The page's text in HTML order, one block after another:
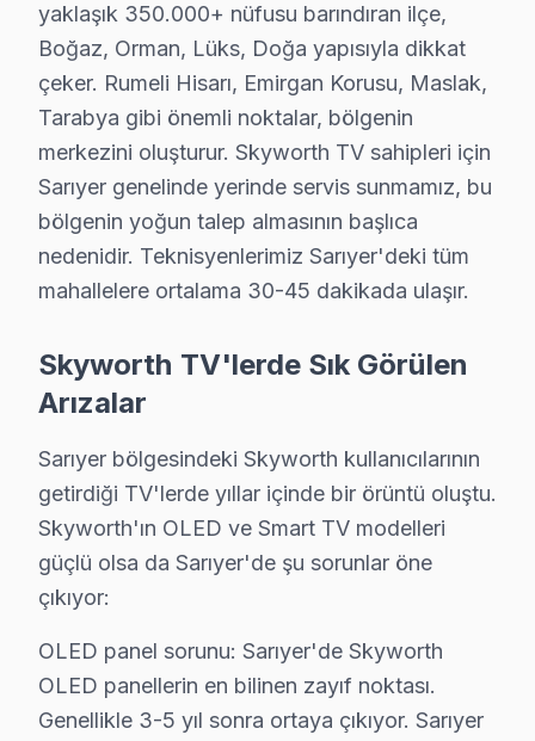
Memnuniyet verisi yıllar içinde bir iyileşme hikayesi
Sarıyer'deki Skyworth servis hacmi takvim boyunca
İkinci pik — Mart sonu: Bahar temizliği sırasında
Üçüncü pik — Haziran: Ramazan Bayramı ve yaz
Beşinci pik — Kasım: Alışveriş sezonu kampanyaları
Sarıyer'de bu marka servisiyle kurulan güven ilişkisini
Ticari güven: Fiyat şeffaflığı, faturada parça detayı,
İlişkisel güven: 11 yıl boyunca Sarıyer'de kurulan
Sarıyer'nin karma yapılaşmalı ağırlıklı konut
Komşu ilçelerle karşılaştırıldığında Sarıyer'nin
Neden Sarıyer'de Skyworth teknik desteği
Sarıyer Skyworth TV Ekran Anakart Profesyonel Servis ve
Sarıyer'da Skyworth panel'niz bozulduğunda
• Sarıyer'de 25+ sertifikalı teknisyen Skyworth
• Osiloskop, ESR ölçer, termal kamera ile teşhis
Tabii şunu da sormak lazım:, Rumeli Hisarı,
yaklaşık 350.000+ nüfusu barındıran ilçe,
Boğaz, Orman, Lüks, Doğa yapısıyla dikkat
çeker. Rumeli Hisarı, Emirgan Korusu, Maslak,
Tarabya gibi önemli noktalar, bölgenin
merkezini oluşturur. Skyworth TV sahipleri için
Sarıyer genelinde yerinde servis sunmamız, bu
bölgenin yoğun talep almasının başlıca
nedenidir. Teknisyenlerimiz Sarıyer'deki tüm
mahallelere ortalama 30-45 dakikada ulaşır.
Skyworth TV'lerde Sık Görülen
Arızalar
Sarıyer bölgesindeki Skyworth kullanıcılarının
getirdiği TV'lerde yıllar içinde bir örüntü oluştu.
Skyworth'ın OLED ve Smart TV modelleri
güçlü olsa da Sarıyer'de şu sorunlar öne
çıkıyor:
OLED panel sorunu: Sarıyer'de Skyworth
OLED panellerin en bilinen zayıf noktası.
Genellikle 3-5 yıl sonra ortaya çıkıyor. Sarıyer